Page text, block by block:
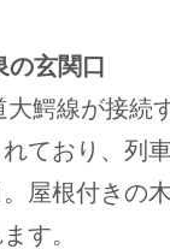
玄関口
鰐線が接続
ており、列
屋根付きの
す。